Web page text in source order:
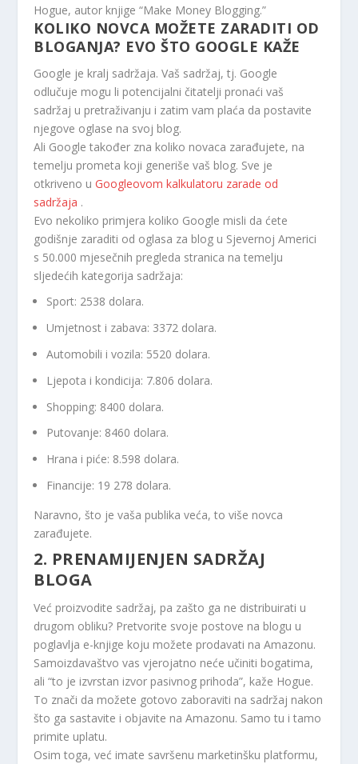
Hogue, autor knjige “Make Money Blogging.”
KOLIKO NOVCA MOŽETE ZARADITI OD
BLOGANJA? EVO ŠTO GOOGLE KAŽE
Google je kralj sadržaja. Vaš sadržaj, tj. Google
odlučuje mogu li potencijalni čitatelji pronaći vaš
sadržaj u pretraživanju i zatim vam plaća da postavite
njegove oglase na svoj blog.
Ali Google također zna koliko novaca zarađujete, na
temelju prometa koji generiše vaš blog. Sve je
otkriveno uGoogleovom kalkulatoru zarade od
sadržaja .
Evo nekoliko primjera koliko Google misli da ćete
godišnje zaraditi od oglasa za blog u Sjevernoj Americi
s 50.000 mjesečnih pregleda stranica na temelju
sljedećih kategorija sadržaja:
Sport: 2538 dolara.
Umjetnost i zabava: 3372 dolara.
Automobili i vozila: 5520 dolara.
Ljepota i kondicija: 7.806 dolara.
Shopping: 8400 dolara.
Putovanje: 8460 dolara.
Hrana i piće: 8.598 dolara.
Financije: 19 278 dolara.
Naravno, što je vaša publika veća, to više novca
zarađujete.
2. PRENAMIJENJEN SADRŽAJ
BLOGA
Već proizvodite sadržaj, pa zašto ga ne distribuirati u
drugom obliku? Pretvorite svoje postove na blogu u
poglavlja e-knjige koju možete prodavati na Amazonu.
Samoizdavaštvo vas vjerojatno neće učiniti bogatima,
ali “to je izvrstan izvor pasivnog prihoda”, kaže Hogue.
To znači da možete gotovo zaboraviti na sadržaj nakon
što ga sastavite i objavite na Amazonu. Samo tu i tamo
primite uplatu.
Osim toga, već imate savršenu marketinšku platformu,